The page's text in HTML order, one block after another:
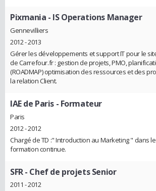
Pixmania - IS Operations Manager
Gennevilliers
2012 - 2013
Gérer les développements et support IT pour le
de Carrefour.fr : gestion de projets, PMO,
(ROADMAP) optimisation des ressources et des
la relation Client.
IAE de Paris- Formateur
Paris
2012 - 2012
Chargé de TD :" Introduction au Marketing " dans
formation continue.
SFR- Chef de projets Senior
2011 - 2012